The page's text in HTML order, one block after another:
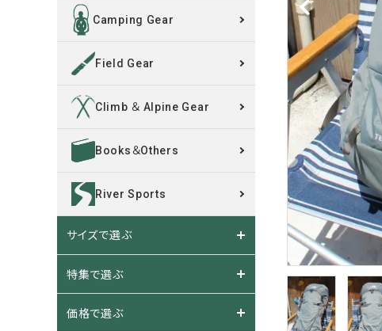
ACCOUNT MENU
ようこそ ゲスト 様
ログイン
Camping Gear
Field Gear
Climb ＆ Alpine Gear
Books＆Others
River Sports
サイズで選ぶ
特集で選ぶ
価格で選ぶ